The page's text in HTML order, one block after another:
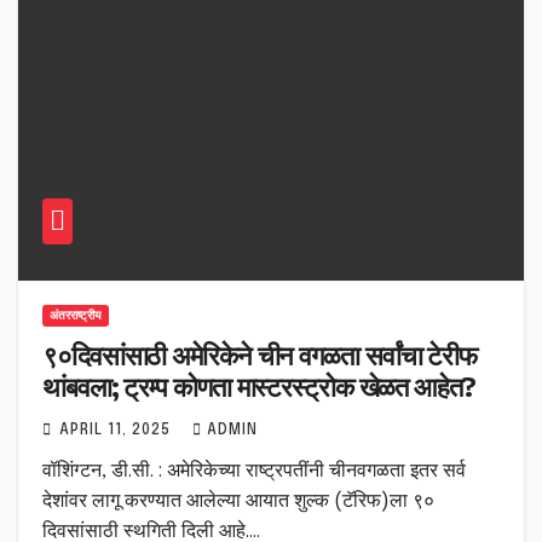
अंतरराष्ट्रीय
९०दिवसांसाठी अमेरिकेने चीन वगळता सर्वांचा टेरीफ
थांबवला; ट्रम्प कोणता मास्टरस्ट्रोक खेळत आहेत?
APRIL 11, 2025 ADMIN
वॉशिंग्टन, डी.सी. : अमेरिकेच्या राष्ट्रपतींनी चीनवगळता इतर सर्व
देशांवर लागू करण्यात आलेल्या आयात शुल्क (टॅरिफ)ला ९०
दिवसांसाठी स्थगिती दिली आहे.…